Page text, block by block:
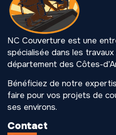
NC Couverture est une
spécialisée dans les
département des Côtes-
Bénéficiez de notre
faire pour vos projets de
ses environs.
Contact